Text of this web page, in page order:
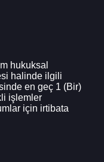
hukuksal
halinde ilgili
en geç 1 (Bir)
işlemler
için irtibata